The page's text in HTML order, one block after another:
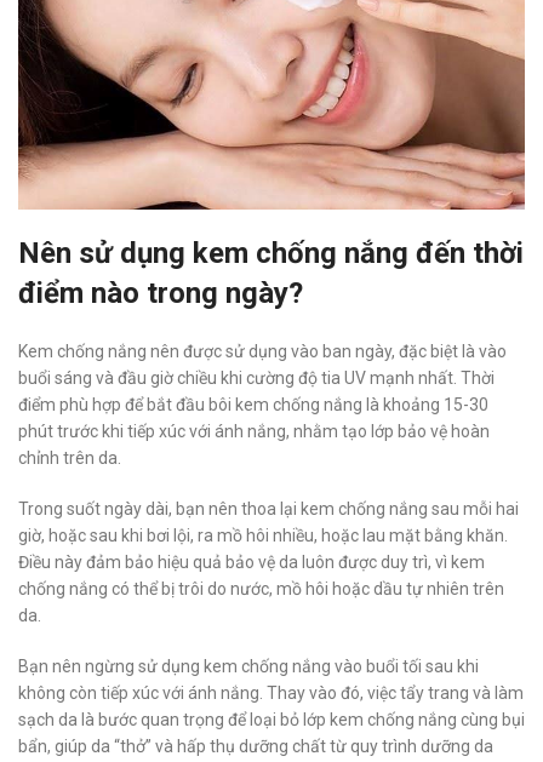
Nên sử dụng kem chống nắng đến thời
điểm nào trong ngày?
Kem chống nắng nên được sử dụng vào ban ngày, đặc biệt là vào
buổi sáng và đầu giờ chiều khi cường độ tia UV mạnh nhất. Thời
điểm phù hợp để bắt đầu bôi kem chống nắng là khoảng 15-30
phút trước khi tiếp xúc với ánh nắng, nhằm tạo lớp bảo vệ hoàn
chỉnh trên da.
Trong suốt ngày dài, bạn nên thoa lại kem chống nắng sau mỗi hai
giờ, hoặc sau khi bơi lội, ra mồ hôi nhiều, hoặc lau mặt bằng khăn.
Điều này đảm bảo hiệu quả bảo vệ da luôn được duy trì, vì kem
chống nắng có thể bị trôi do nước, mồ hôi hoặc dầu tự nhiên trên
da.
Bạn nên ngừng sử dụng kem chống nắng vào buổi tối sau khi
không còn tiếp xúc với ánh nắng. Thay vào đó, việc tẩy trang và làm
sạch da là bước quan trọng để loại bỏ lớp kem chống nắng cùng bụi
bẩn, giúp da “thở” và hấp thụ dưỡng chất từ quy trình dưỡng da